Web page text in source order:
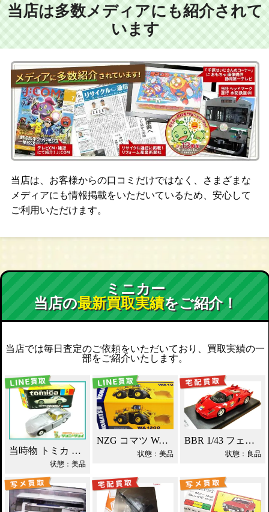
当店は多数メディアにも紹介されて
います
当店は、お客様からの口コミだけではなく、さまざまな
メディアにも情報掲載をいただいているため、安心して
ご利用いただけます。
ミニカー
当店の最新買取実績をご紹介！
当店では毎日査定のご依頼をいただいており、買取実績の一
部をご紹介いたします。
当時物 トミカ トヨタ 2000GT 黒箱 日本製 買取！
状態：美品
NZG コマツ WA1200 ホイールローダー買取！
状態：美品
BBR 1/43 フェラーリ エンツォ ミニカー買取！
状態：良品